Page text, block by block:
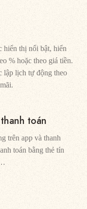
hiển thị nổi bật, hiển
% hoặc theo giá tiền.
lập lịch tự động theo
toán
trên app và thanh
toán bằng thẻ tín